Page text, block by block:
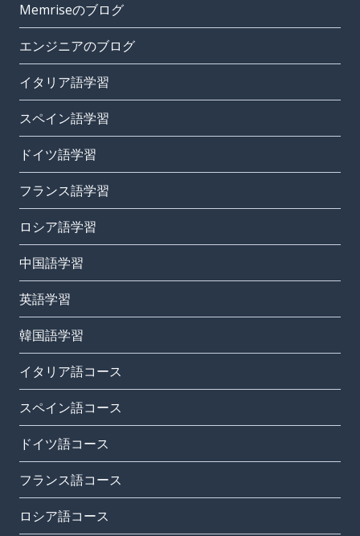
Memriseのブログ
エンジニアのブログ
イタリア語学習
スペイン語学習
ドイツ語学習
フランス語学習
ロシア語学習
中国語学習
英語学習
韓国語学習
イタリア語コース
スペイン語コース
ドイツ語コース
フランス語コース
ロシア語コース